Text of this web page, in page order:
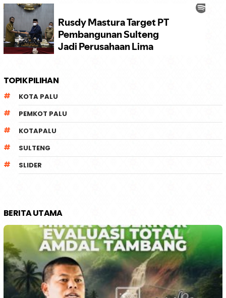
TOPIK PILIHAN
KOTA PALU
PEMKOT PALU
KOTAPALU
SULTENG
SLIDER
BERITA UTAMA